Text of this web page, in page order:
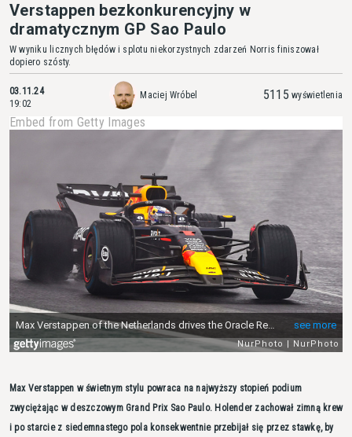
Verstappen bezkonkurencyjny w
dramatycznym GP Sao Paulo
W wyniku licznych błędów i splotu niekorzystnych zdarzeń Norris finiszował
dopiero szósty.
03.11.24
19:02
Maciej Wróbel 5115 wyświetlenia
Embed from Getty Images
Max Verstappen w świetnym stylu powraca na najwyższy stopień podium
zwyciężając w deszczowym Grand Prix Sao Paulo. Holender zachował zimną krew
i po starcie z siedemnastego pola konsekwentnie przebijał się przez stawkę, by